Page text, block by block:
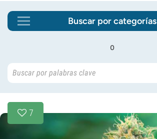
Buscar por categorías
o
7